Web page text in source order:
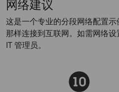
网络建议
这是一个专业的分段网络配置
那样连接到互联网。如需网络
IT 管理员。